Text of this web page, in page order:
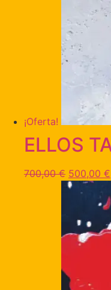
¡Oferta!
ELLOS
700,00€ 500,00 €